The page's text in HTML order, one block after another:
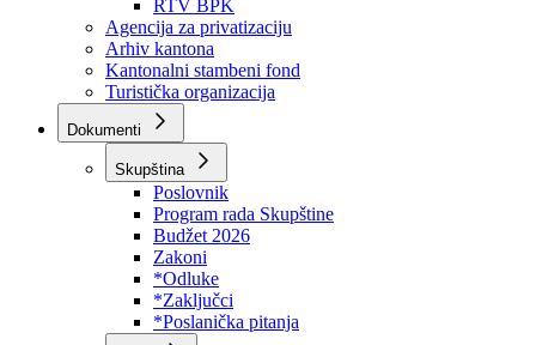
Javna preduzeća
BPK šume
RTV BPK
Agencija za privatizaciju
Arhiv kantona
Kantonalni stambeni fond
Turistička organizacija
Dokumenti
Skupština
Poslovnik
Program rada Skupštine
Budžet 2026
Zakoni